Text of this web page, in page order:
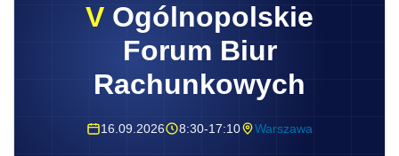
V Ogólnopolskie
Forum Biur
Rachunkowych
16.09.2026 8:30-17:10 Warszawa